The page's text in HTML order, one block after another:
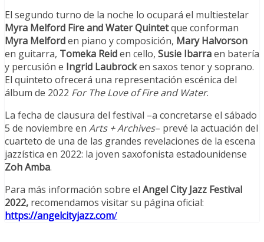
El segundo turno de la noche lo ocupará el multiestelar
Myra Melford Fire and Water Quintetque conforman
Myra Melforden piano y composición, Mary Halvorson
en guitarra, Tomeka Reiden cello, Susie Ibarraen batería
y percusión e Ingrid Laubrocken saxos tenor y soprano.
El quinteto ofrecerá una representación escénica del
álbum de 2022 For The Love of Fire and Water.
La fecha de clausura del festival –a concretarse el sábado
5 de noviembre en Arts + Archives– prevé la actuación del
cuarteto de una de las grandes revelaciones de la escena
jazzística en 2022: la joven saxofonista estadounidense
Zoh Amba.
Para más información sobre el Angel City Jazz Festival
2022, recomendamos visitar su página oficial:
https://angelcityjazz.com/